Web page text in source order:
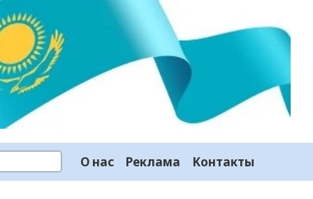
О нас Реклама Контакты